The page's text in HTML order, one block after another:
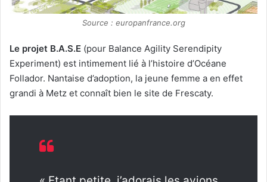
Source : europanfrance.org
Le projet B.A.S.E (pour Balance Agility Serendipity
Experiment) est intimement lié à l’histoire d’Océane
Follador. Nantaise d’adoption, la jeune femme a en effet
grandi à Metz et connaît bien le site de Frescaty.